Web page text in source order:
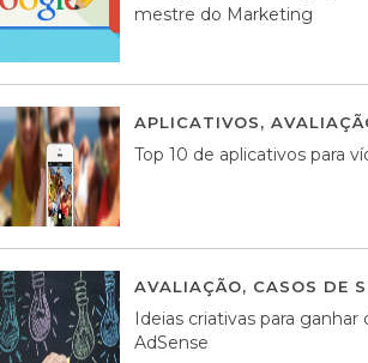
mestre do Marketing
APLICATIVOS,
Top 10 de aplicativos para
AVALIAÇÃO, CASOS DE
Ideias criativas para ganhar
AdSense